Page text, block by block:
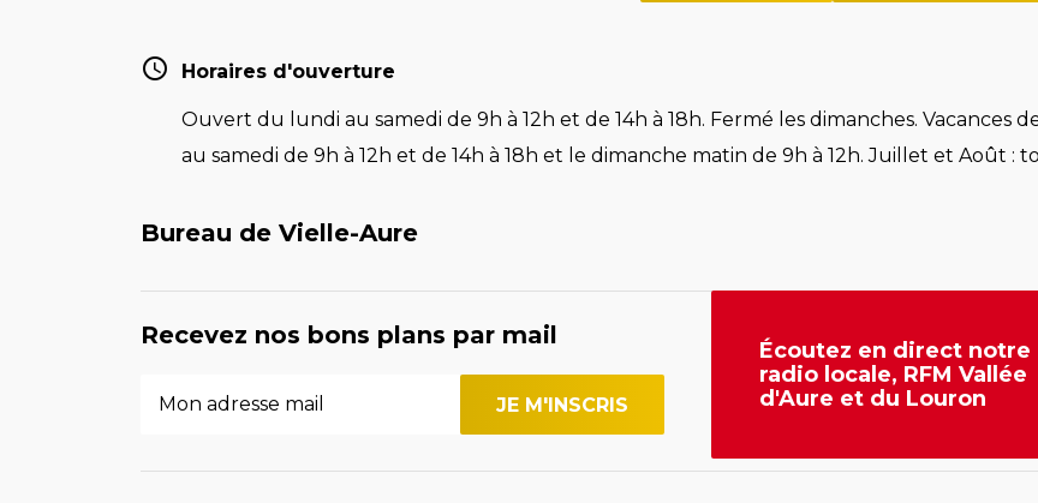
Horaires d'ouverture
Ouvert du lundi au samedi de 9h à 12h et de 14h à 18h. Fermé les dimanches.
au samedi de 9h à 12h et de 14h à 18h et le dimanche matin de 9h à 12h. Juillet et Août :
Bureau de Vielle-Aure
Recevez nos bons plans par mail
Écoutez en direct notre
radio locale, RFM Vallée
d'Aure et du Louron